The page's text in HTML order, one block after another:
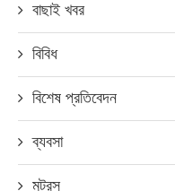
বাছাই খবর
বিবিধ
বিশেষ প্রতিবেদন
ব্যবসা
মটরস